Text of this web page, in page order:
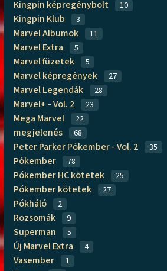
Kingpin képregénybolt 10
Kingpin Klub 3
Marvel Albumok 11
Marvel Extra 5
Marvel füzetek 5
Marvel képregények 27
Marvel Legendák 28
Marvel+ - Vol. 2 23
Mega Marvel 22
megjelenés 68
Peter Parker Pókember - Vol. 2 35
Pókember 78
Pókember HC kötetek 25
Pókember kötetek 27
Pókháló 2
Rozsomák 9
Superman 5
Új Marvel Extra 4
Vasember 1